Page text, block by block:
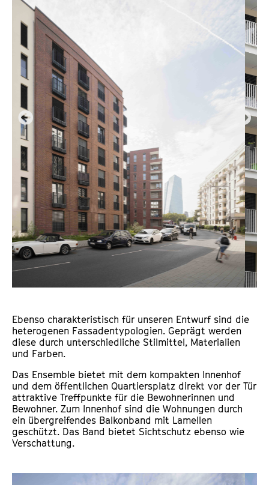
Ebenso charakteristisch für unseren Entwurf sind die
heterogenen Fassadentypologien. Geprägt werden
diese durch unterschiedliche Stilmittel, Materialien
und Farben.
Das Ensemble bietet mit dem kompakten Innenhof
und dem öffentlichen Quartiersplatz direkt vor der Tür
attraktive Treffpunkte für die Bewohnerinnen und
Bewohner. Zum Innenhof sind die Wohnungen durch
ein übergreifendes Balkonband mit Lamellen
geschützt. Das Band bietet Sichtschutz ebenso wie
Verschattung.